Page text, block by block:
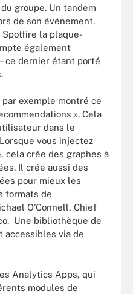
groupe. Un tandem
de son événement.
Spotfire la plaque-
également
ce dernier étant porté
par exemple montré ce
». Cela
dans le
vous injectez
cela crée des graphes à
Il crée aussi des
pour mieux les
formats de
O’Connell, Chief
Une bibliothèque de
accessibles via de
Analytics Apps, qui
modules de